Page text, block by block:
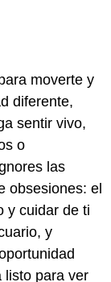
moverte y
diferente,
sentir vivo,
o
las
obsesiones: el
y cuidar de ti
y
listo para ver